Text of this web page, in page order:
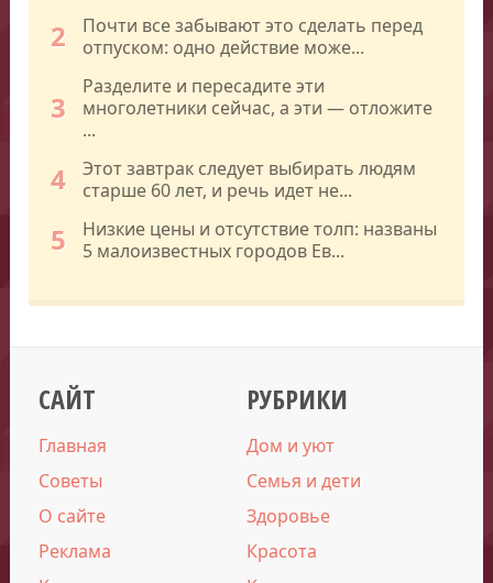
2
Почти все забывают это сделать перед
отпуском: одно действие може...
3
Разделите и пересадите эти
многолетники сейчас, а эти — отложите
...
4
Этот завтрак следует выбирать людям
старше 60 лет, и речь идет не...
5
Низкие цены и отсутствие толп: названы
5 малоизвестных городов Ев...
САЙТ
Главная
Советы
О сайте
Реклама
РУБРИКИ
Дом и уют
Семья и дети
Здоровье
Красота